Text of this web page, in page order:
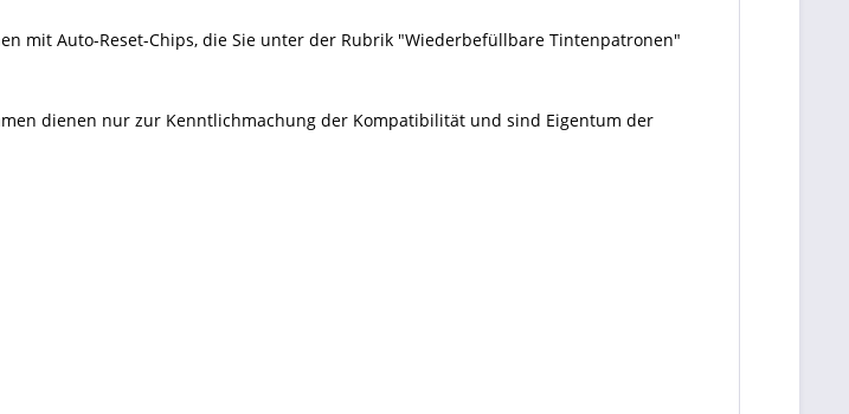
mit Auto-Reset-Chips, die Sie unter der Rubrik "Wiederbefüllbare Tintenpatronen"
dienen nur zur Kenntlichmachung der Kompatibilität und sind Eigentum der